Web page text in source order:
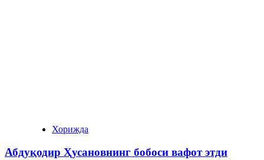
Хорижда
Абдуқодир Ҳусановнинг бобоси вафот этди